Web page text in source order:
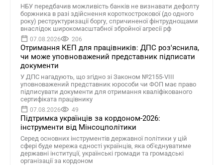
НБУ передбачив можливість банків не визнавати дефолту
боржника в разі здійснення короткострокової (до одного
року) реструктуризації боргу, спричиненої фінтруднощами
внаслідок широкомасштабної збройної агресії рф
07.08.2026 206
Отримання КЕП для працівників: ДПС роз'яснила,
чи може уповноважений представник підписати
документи
У ДПС нагадують, що згідно зі Законом №2155-VIII
уповноважений представник юрособи чи ФОП має право
підписувати документи для отримання кваліфікованого
сертифіката працівнику
07.08.2026 49
Підтримка українців за кордоном-2026:
інструменти від Мінсоцполітики
Серед основних інструментів державної політики у цій
сфері буде мережа єдності українців, яка об'єднуватиме
державні інституції, українські громади та громадські
організації за кордоном